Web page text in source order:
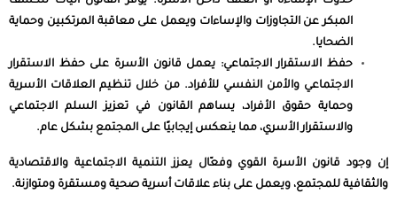
المبكر عن التجاوزات والإساءات ويعمل على معاقبة المرتكبين وحماية
الضحايا.
حفظ الاستقرار الاجتماعي: يعمل قانون الأسرة على حفظ الاستقرار
الاجتماعي والأمن النفسي للأفراد. من خلال تنظيم العلاقات الأسرية
وحماية حقوق الأفراد، يساهم القانون في تعزيز السلم الاجتماعي
والاستقرار الأسري، مما ينعكس إيجابيًا على المجتمع بشكل عام.
إن وجود قانون الأسرة القوي وفعّال يعزز التنمية الاجتماعية والاقتصادية
والثقافية للمجتمع، ويعمل على بناء علاقات أسرية صحية ومستقرة ومتوازنة.